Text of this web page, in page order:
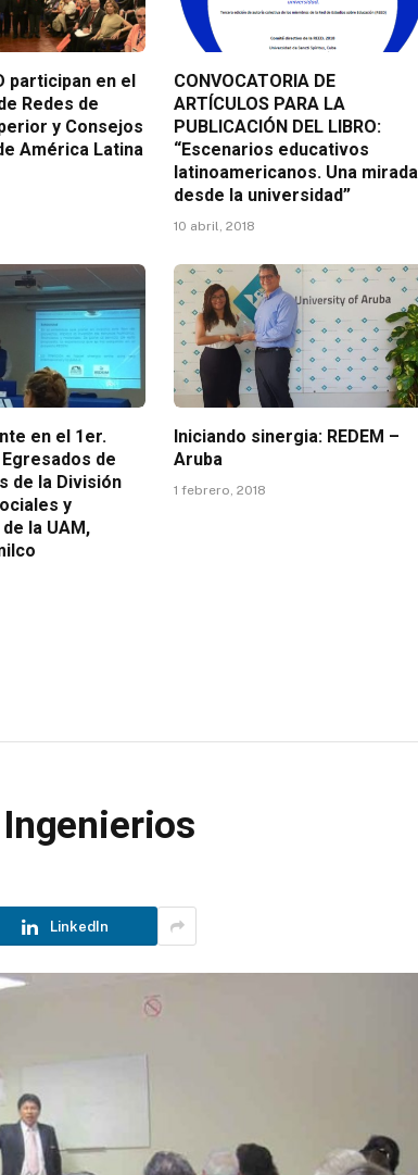
participan en el
Redes de
y Consejos
América Latina
CONVOCATORIA DE
ARTÍCULOS PARA LA
PUBLICACIÓN DEL LIBRO:
“Escenarios educativos
latinoamericanos. Una mirada
desde la universidad”
10 abril, 2018
en el 1er.
de
de la División
y
la UAM,
Iniciando sinergia: REDEM –
Aruba
1 febrero, 2018
LinkedIn